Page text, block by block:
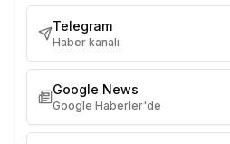
Telegram
Haber kanalı
Google News
Google Haberler'de